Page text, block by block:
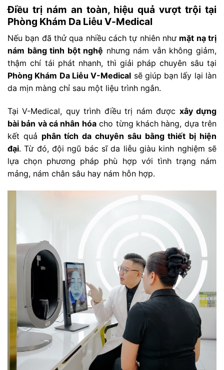
Điều trị nám an toàn, hiệu quả vượt trội tại
Phòng Khám Da Liễu V-Medical
Nếu bạn đã thử qua nhiều cách tự nhiên như mặt nạ trị
nám bằng tinh bột nghệ nhưng nám vẫn không giảm,
thậm chí tái phát nhanh, thì giải pháp chuyên sâu tại
Phòng Khám Da Liễu V-Medical sẽ giúp bạn lấy lại làn
da mịn màng chỉ sau một liệu trình ngắn.
Tại V-Medical, quy trình điều trị nám được xây dựng
bài bản và cá nhân hóacho từng khách hàng, dựa trên
kết quả phân tích da chuyên sâu bằng thiết bị hiện
đại. Từ đó, đội ngũ bác sĩ da liễu giàu kinh nghiệm sẽ
lựa chọn phương pháp phù hợp với tình trạng nám
mảng, nám chân sâu hay nám hỗn hợp.